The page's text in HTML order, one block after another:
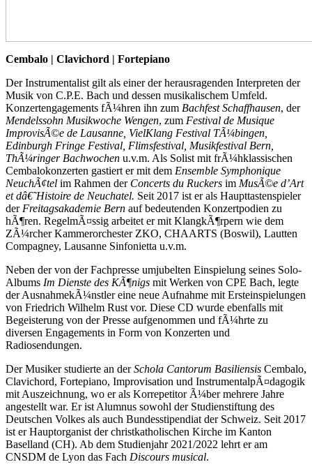
Cembalo | Clavichord | Fortepiano
Der Instrumentalist gilt als einer der herausragenden Interpreten der
Musik von C.P.E. Bach und dessen musikalischem Umfeld.
Konzertengagements fÃ¼hren ihn zum Bachfest Schaffhausen, der
Mendelssohn Musikwoche Wengen, zum Festival de Musique
ImprovisÃ©e de Lausanne, VielKlang Festival TÃ¼bingen,
Edinburgh Fringe Festival, Flimsfestival, Musikfestival Bern,
ThÃ¼ringer Bachwochen u.v.m. Als Solist mit frÃ¼hklassischen
Cembalokonzerten gastiert er mit dem Ensemble Symphonique
NeuchÃ¢tel im Rahmen der Concerts du Ruckers im MusÃ©e d’Art
et dâ€˜Histoire de Neuchatel. Seit 2017 ist er als Haupttastenspieler
der Freitagsakademie Bern auf bedeutenden Konzertpodien zu
hÃ¶ren. RegelmÃ¤ssig arbeitet er mit KlangkÃ¶rpern wie dem
ZÃ¼rcher Kammerorchester ZKO, CHAARTS (Boswil), Lautten
Compagney, Lausanne Sinfonietta u.v.m.
Neben der von der Fachpresse umjubelten Einspielung seines Solo-
Albums Im Dienste des KÃ¶nigs mit Werken von CPE Bach, legte
der AusnahmekÃ¼nstler eine neue Aufnahme mit Ersteinspielungen
von Friedrich Wilhelm Rust vor. Diese CD wurde ebenfalls mit
Begeisterung von der Presse aufgenommen und fÃ¼hrte zu
diversen Engagements in Form von Konzerten und
Radiosendungen.
Der Musiker studierte an derSchola Cantorum Basiliensis Cembalo,
Clavichord, Fortepiano, Improvisation und InstrumentalpÃ¤dagogik
mit Auszeichnung, wo er als Korrepetitor Ã¼ber mehrere Jahre
angestellt war. Er ist Alumnus sowohl der Studienstiftung des
Deutschen Volkes als auch Bundesstipendiat der Schweiz. Seit 2017
ist er Hauptorganist der christkatholischen Kirche im Kanton
Baselland (CH). Ab dem Studienjahr 2021/2022 lehrt er am
CNSDM de Lyon das Fach Discours musical.